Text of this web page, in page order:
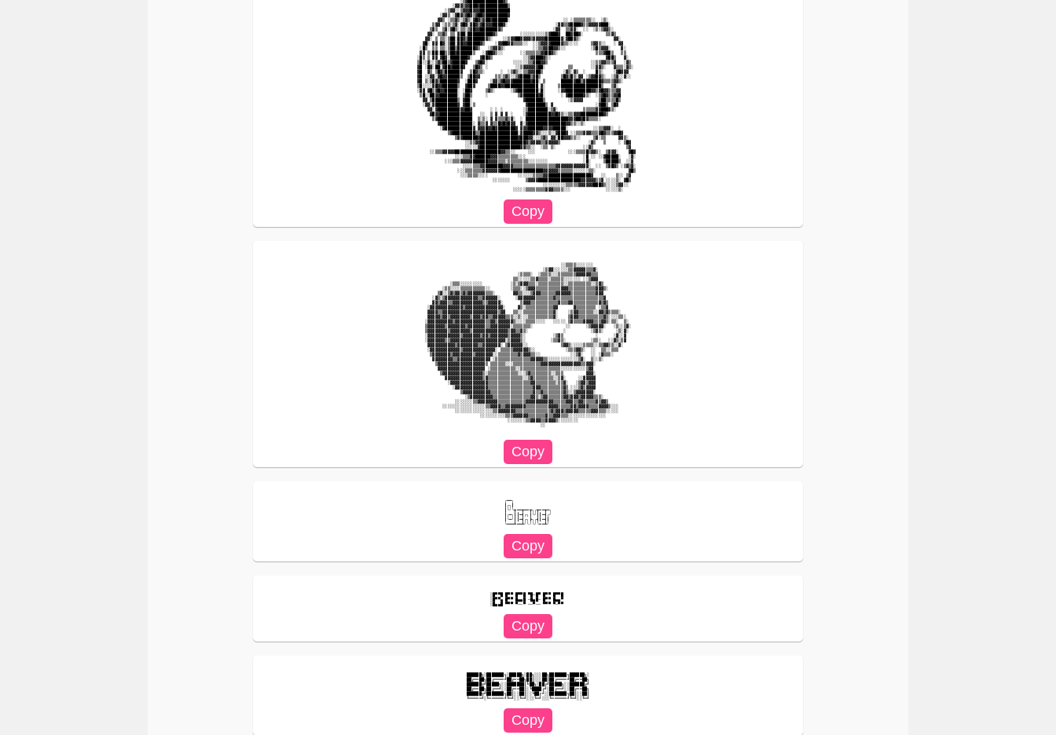
                 ░▒▓██████████████▓▒
              ░▓▓▓▒▓▓███▓███████████▒
           ░▒▓▓░░▒▓▓▓█▓▓▓████████████
         ░▓▓▒ ░▓█▓▒▓█▓▒▓██▓█████████▓
        ▓▓▒ ░▒▒▓▒░▒▓▒░▓█▓▒▓██▓██████░                     ░░ ░▒▒▒▒▒▒▒░░  ░▒░
      ▒▓▓ ░▒▒░▒▓░▓█▓░▓█▓▒▓█▓▓▓████▓░                   ░▓▓▒▒▓████▓▒▒▓▓▓▓▓███░
     ▒▓▒  ▒▓░▓█▒░▒▒░▒▓█▓▓███████▓▒                    ░▓▓  ▒▒▓▓░  ░░  ░▒░▒▓▓▒░
    ▓▓░ ▒▒▓▒ ▒▒ ▓██░██████████▓▒         ░░░░░░░░░░▒▓███▓  ██▓██▓░         ▒▒▓▒
   ▓▓░ ▒ ▒▒░▒██░██▓▒███████▓▒░    ░░▒▓▓██▓▓▓▓▒▓▓▓▓▓██████▓░▓██▓▒░             ▓▓░
  ▓█░ ▓▓ █▓░▒██░██▓▓█████▓▒    ░▓▓██▓▓▒▒▒▒░░  ░░▒▓▓▓▓████▓▒▒░░░░     ▒▓▓▒░░   ░ ▓▓
░█▒  ▒▒ ▒▒░▒██▒███████▓▒   ░▒▓▓▓▒░           ░░▒▒▓▓██▓▓▒░░          ░▒█▒▓▓▓░    ▓░
▓▓ ▒░██░██▒▒██▓██████▒   ░▓██▓▒░░       ░░▒▒▒▒▒▒▓▓██▓▒░               ▒▒▒▓██▒   ▒▒
░█▒ ▒ ▓▓ ▓█▓░███████▓░   ▓██▓▒            ░░▒▓▓███▓▒░                      ▓██▒   ▓░
▒█░░▓░░▒▓▒██▒▓█████▓   ▒▓█▓░          ░░░░░░▒▒▓██▓▓▒                 ░░▒▒▓▓▒▒▒▓   ░▓▒
▓█ ░█▓░██░▓██▓████▓   ▒█▓▒ ░           ░░▒▓▓▓▓▓▓██░         ▒▒       ░░▓▓▒░   ▓▒▒▒░▓▒░
▓█  ▓▒ ▒█▓▒██████▓   ▒█▓▒▒░      ░  ░▒▓▒░░▒▒▓▓▓██▒        ░▓▒░▓▒  ░    █▒░    ░▓█▓▓▓
▓█ ░░▓▓░▓█▓▓█████▒  ▒██▓▓      ▒▒░▒▓▒░░▒▓████▒▓█▒        ▒█▓▒█▒░▓▓ ░▒▓▓█▓▒░  ░▒▓░░▓░░
▓█ ▒░▒█▓▒███████▓  ░███▓     ░▓▓▒▓█▓▓▓███████▓██░ ▒      █████▓██▒▓██████▓▒▒▒▒▓▓▒░
▒█░░░░▓█▓▓██████▒  ▓██▓     ▒████▓▓█████████████ ▓░     ▒████████████████▒   ▒▓░
░▓▓ ▓█▒▓█▓▓█████░ ░██▓     ▒▓▒░      ░▒▓████████░█░     ░▓▓██████████▓▓▒▓█▓▓▒▒▒▓▓
▒█░░██▓▓███████░ ▒██▒     ░            ▒▓██████▓█░      ░ ▓██████▓▒░  ░▒▓█▓▒▒▓▓█
  ▓▓ ▒██████████▒ ▓██░                    ▓███████▒         ░▒▓▓▓▓      ▒██▒▒▒▒█▒
  ░▓▓░▓█████████▓ ▓██░▒                    ▓███████▒ ▓                 ░▓██▒ ▒█▓
    ▓▓░▓█████████▓▓██▓       ░ ░ ░        ░▒████████░▒▓░          ▒▒▒▒▒▓▓███▓▒░
     ▓█▓▓█████████████   ░░  ▒ ▓ ▓ ▓ ░    ░▓█████████▓▓█▓▒░░▒▒▓▓▓█████████▓▒
      ▒▓██████████████  ▒░▒░ ▓ ▓▒▒▒▓▒▓░  ░ █████████████████▓▓▓██▓█▓▒▒▒▒░
        ▓█████████████░ ▓▒▒▓ ▓▒▒█▓█▓█▓▓  ▓░▓███████████████▓▓▒▒░░▒░
         ░▓███████████▓ ▓▓▓█▓▓█▓███████▓ ▓▓▓██████▓▓▓▓█████░          ░░▒▒▓▓▓░  ░
            ▒▓█████████▒▒███████████████░▓████▓▓▒░░░▒░░▓███▓ ░░▒▒▒▓▓▓▒▒▒▓█▓▒▒▒▓▓█▓
               ▒▓▓██████▓███████████████▓███▓▓░░░▒▓▒ ▓▓░██▓▓▓▒▒░░     ▒▓░▒▒     ▓▓▒░
                   ░░▒▒▓▓██████████████████▓▒▓▓▓▓▒▒▓▓▓▓▓▒           ░▓▒   ▒     ░ ▒█▓
                   ░░░░░▓████████████████▓▓▒▒░░  ░▒▒ ▒░           ░░▓▒             ▒▓
     ░░▒▒▒▓▓▓▓▓██████████████████▓▓▒▒░░     ░░░             ░░░▒▒▒▒█▒▓▓▒░  ▒▓▓▓░    ▓█▓
               ░░░▒▒▒▓▓██████▓▓▓▒▒▒▒▒▒▒▒░░░                       ░█ ░░ ░░▓█████░   ░▓░
           ░░░▒▒▒▓▓▓▓▓██████▓▓▓▓▒▒▒░▒▒▒▒▒▒▒▒░░░░░░░░              ░█░     ▒█████▒  ░░▓
                  ░░░░▒▒▒▓▓███████▓▓▓▓▒▒▒▒▒▒▒▒▒▒▒▒▒▒▒▒▒▓▓▓▓▓▓▓▓▓▓▓▓▓░  ░░  ▒▓█▓▒ ░▒▓▒▓░
                ░░░▒▒▒▒▒▒▒▓▓▓▓▓▓▓█████████████████▓▓▓▓▓▓▒▒▒▒▒▒░░░░░░▒▒░             ▓█▒
                 ░░░▒▒▒▒░░░░            ░░░░░░▒▒▒▒▓▓█████████████████▓   ░░    ▒░░ ▒▓
                              ░░░░░░░      ▒▓▓▓▓█████████████████▓▓▓▓▓▓▒▒▓ ░░░░▒░ ▓█▒
                                                  ░░░░░░░░░▒▒▒▒▒▓▓▓▓▓▓███▓▒░░░░▒▓▓░░
                                                         ░░▒▒▒▒░░░░░░░
                                                  ░▒▓▓░░░░░░▒▒▓▓▓▓▓▒▒▒▓░
                                        ░▒▒▒▒░  ░▒▒▒▒░░░▒▒▒▒▒▒▒▓▓▓▓▓▓▒▒▒
                                      ▒▒░░░░░▒▒▓▒▒▒▒░▒▒▒▒▒░░░░░░░ ░░▒▓▓▓
             ░▒▒▒░░░░░░░░░           ░▒░▒▓▓▓▒▒▒░▒▒▒▒▒▒▒▒▒▒░░▒▒▒▒▒▒▒▒▒░░▒▓▒
          ░▒▒░░░░▒▒▒▒▒▒▒▒▒▒░░        ░▒▒▒░░▒▓▓▓▒▒▒▒▒▒▒▒▒▒▓▓▓▒▒▒▒▒▒▒▒▒▒▒▓▓▓▒░
        ▒▓░░▒▓▒▓▓▒▓▒▓▓▓▓▓▓▓▒▒▒░       ▓▓▒▒░░░▒▓▓▓▒▒▒▒▒▒▓▓▓▓▓▓▒▒▒▒▒▒▒▒▒▒▓▓▓
      ░▓▒░▒▓▓▓▓▓▓▓▓▓▓▓▓▓▒▒▓▓▓▓▓▓░      ░▓▓▓▓▓▓▓▒▒▒▒▒▒▒▓▒▒▒▒▒▒▒▒▒▒▒▒▒▒▒▒▒▒▒▓
      ▓▓▒▓▓▓▒▒▓▓▓▓▓▓▓▓▓▓▓▓▒▒▓▓▓▓▓░       ▒▓▓▓▒▒▒▒▒▒▒▒▒▒▒▓▒▒▒▓▓▒▒▒▒▒▒▒▒▒▒▓▒▓▒
    ░▓▓▓▓▓▓▓▓▓▓▓▓▓▒▓▓▓▓▓▓▓▓▓▓▓▓▓▓▓░     ▓▒░▒▒▒▒▒▒▒▒▒▒▒▓▓      ▓▒▒▒▒▒▒▒▒ ░▒▒▓
    ▓▓▓▓▒▒▓▓▓▓▓▓▓▓▓▓▓▓▓▓▓▓▓▓▓▓▓▓▒▓▓   ▒▒░░▒▒▒▒▒▒▒▒▒▒▒▒▓░    ░▒▓▓▒▒▒▒▒▒░░▓▓▒▓▒▒▒▒░
    ▓▓▓▓▓▒▓▓▒▓▓▓▓▓▓▓▓▒▓▓▓▒▓▓▒▒▓▓▓▓▓▒▒▒░░▒░░░▒▒▒▒▒▒▒▒▒▒▓░    ▒▓▓▓▒▒▒▒▒▒▒▒▒▒▓▒░░░░▒▒░
   ░▓▓▓▓▓▓▓▓▓▓▒▓▓▓▓▓▓▓▓▓▓▓▓▒▒▓▓▒▓▓▓▓▓▓▒░░░░▒▒▒▒░░░░   ░░░░░ ▒▓▒▒▒▒▓▓▓▓▒▒▒▓▓▒░▒▒░  ▒░
   ▒▓▓▓▓▓▓▓▒▓▓▓▓▓▓▓▒▓▓▓▓▓▓▓▒▒▓▓▓▓▓▓▓▓░▒▒▒▒▒▒▒░             ░░      ░▒▓▓▓▓▓░   ░▒░░▒▓░
   ▒▓▓▓▓▓▓▓▓▒▓▓▓▓▓▓▓▓▒▓▓▓▓▓▓▓▓▓▓▓▓▓▓▒▓▓▒▒▓▒░              ░          ░▒▓▒░     ░▒░▓░
   ░▓▓▓▓▓▓▓▓▓▓▓▓▓▒▓▓▓▓▓▓▓▒▓▓▒▓▓▓▓▓▓▓▒▓▓▓▓▒░           ░▒▓▒             ░      ░▓░░▓
   ░▓▓▓▓▓▓▓▒▒▓▓▓▓▓▓▓▓▓▓▓▓▓▓▓▓▓▓▓▓▓▓░▒▓▓▓▓▒░          ░▒▒▓▒░          ░▒▒░   ░░▓▒░▒▓
    ▓▓▓▓▓▓▓▓▓▓▓▒▓▓▓▓▓▓▓▓▒▒▓▓▓▓▓▓▓░ ▒▓▓▓▓▓▓░░             ▒▓▓▒░░░░░▒▒▒▒░░▒▒▓▓▒▒░░▓░
    ░▓▓▓▓▓▓▓▓▓▓▓▓▒▓▓▓▓▓▓▓▓▓▓▓▓▓░ ▒▒▒▒▒▓▓▓▓▓▓▒░░            ░▒▒▒▓▓▒░  ░░  ▒▒░░▒▒▒
     ▒▓▓▓▓▓▓▓▒▓▓▓▓▓▓▓▓▒▓▓▓▓▓▓▓░░▒▒▒▒▒▒▒▒▓▒▓▓▓▒▒░░            ░░▒▓░   ░░ ░▓▒▒▒░
      ▓▓▓▓▓▓▓▓▒▒▓▓▓▓▓▓▓▓▓▓▓▓▓ ░▒▒▒▒▒▒▒▒▒▒▒▒▒▒▓▓▓▓▓▒▒░░░░░░░░░░░░▒▓░  ▒░░▒░
       ▒▓▓▓▓▓▓▓▓▓▓▓▓▓▓▓▓▓▓▓▒ ▒▒▒▒▒▒░░░▒▒▒▒▒▒▒▒▒▒▒▓▓▓▓▓▓▓▓▓▓▓▓▓▓▓▓▒▒▓▓▓░
        ▓▓▓▓▓▓▓▓▓▓▓▓▓▓▓▓▓▓▓ ░▒▒▒▒▒▒▒▒▒▒░░▒▒▒▒▒▒▒▒▒▒▒▒▒▒▒▒░░░░░░░░░░▒▓▓
         ▒▓▓▓▓▓▓▓▓▓▓▓▓▓▓▓▓▒░▒▒▒▒▒▒▒▒▒▒▒▒░░░▒▓▒▒▒▒▒▒▒▒░░▒▒▒         ▓▓▓░
           ▓▓▓▓▓▓▓▓▓▓▓▓▓▓▓▒▓▒▒▒▒▒▒▒▒▒▒▒▒▒▒░░▒▓▒▒▒▒▒▒▒▒░░▒▓░     ░░▓▓▓▓▓
            ░▓▓▓▓▓▓▓▓▓▓▓▓▓▓▓▒▒▒▒▒▒▒▒▒▒▒▒▒▒▒▒▒▓▓▒▒▒▒▒▒▒▒░▒▒▓░   ░▒▓▓▒▓▓▓
              ░▓▓▓▓▓▓▓▓▓▓▓▓▓▒▒▒▒▒▒▒▒▒▒▒▒▒▒▒▒▒▒▓▓▓▒▒▒▒▒▒▒▒▒▓▒ ░░░▒▓▒▓▓▓▓
                 ▒▓▓▓▓▓▓▓▓▓▓▓▒▒▒▒▒▒▒▒▒▒▒▒▒▒▒▒▒▓▒▒▓▒▒▒▒▒▒▒▒▓▒░░▒▓▓▓▓▓▓▓░
                   ░▒▓▓▓▓▓▓▓▓▓▒▒▒▒▒▒▒▒▒▒▒▒▒▒▒▓▓▒░▒▓▓▒▒▒▒▒▒▓▓▒▓▓▓▒▓▓▓▓▓▒▒▒░
               ░░░░░░░▒▒▓▓▓▓▓▓▓▓▒▒▒▒▒▒▒▒▒▒▒▓▓▓▓▓▓▓▓▓▓▓▒▒▒▒▒▓▓▓▒▒▓▓▒▒▒▒▒▓▒▓▓▒
          ░░░░░░░░░░░░░░░░░▒▒▓▓▓▓▒▒▓▓▓▓▓▓▓▓▒▒▒▒▒▒▒▒▒▓▓▓▓▒▒▒▒▒▓▓▒▓▓▓▓▒▒▒▒▓▓▓▓▒░░░
               ░░░░░░░░░░░░░░░▒▒▓▓▓▓▓▓▓▒▒▒▒▒▒▒▒▒▒▒▒▒▒▓▒▓▓▓▒▓▓▓▓▓▒▒▒▒▒▓▓▓▒▒▒░░░░░
                         ░░░░░░░░░░▒▒▒▓▓▓▓▓▓▒▒▒▒▒▒▒▓▒▒▓▓▓▒▒▒░░░░░░░░░░░░░░░
                                    ░░░░░░░▒▒▓▓▓▓▒▒▓▓▓▓▒░░░░░░░░
                                                 ░░
╭━━╮
┃╭╮┃
┃╰╯╰┳━━┳━━┳╮╭┳━━┳━╮
┃╭━╮┃┃━┫╭╮┃╰╯┃┃━┫╭╯
┃╰━╯┃┃━┫╭╮┣╮╭┫┃━┫┃
░█▀▀█ █▀▀ █▀▀█ ▀█─█▀ █▀▀ █▀▀█
░█▀▀▄ █▀▀ █▄▄█ ─█▄█─ █▀▀ █▄▄▀
░█▄▄█ ▀▀▀ ▀──▀ ──▀── ▀▀▀ ▀─▀▀
██████╗░███████╗░█████╗░██╗░░░██╗███████╗██████╗░
██╔══██╗██╔════╝██╔══██╗██║░░░██║██╔════╝██╔══██╗
██████╦╝█████╗░░███████║╚██╗░██╔╝█████╗░░██████╔╝
██╔══██╗██╔══╝░░██╔══██║░╚████╔╝░██╔══╝░░██╔══██╗
██████╦╝███████╗██║░░██║░░╚██╔╝░░███████╗██║░░██║